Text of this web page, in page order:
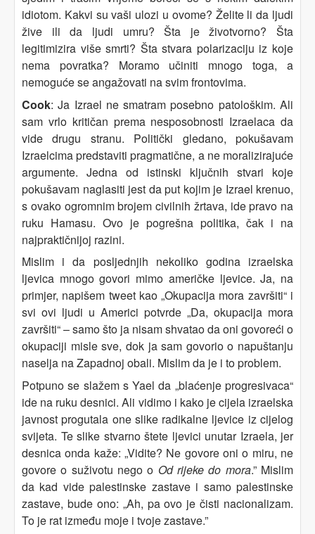
idiotom. Kakvi su vaši ulozi u ovome? Želite li da ljudi
žive ili da ljudi umru? Šta je životvorno? Šta
legitimizira više smrti? Šta stvara polarizaciju iz koje
nema povratka? Moramo učiniti mnogo toga, a
nemoguće se angažovati na svim frontovima.
Cook: Ja Izrael ne smatram posebno patološkim. Ali
sam vrlo kritičan prema nesposobnosti Izraelaca da
vide drugu stranu. Politički gledano, pokušavam
Izraelcima predstaviti pragmatične, a ne moralizirajuće
argumente. Jedna od istinski ključnih stvari koje
pokušavam naglasiti jest da put kojim je Izrael krenuo,
s ovako ogromnim brojem civilnih žrtava, ide pravo na
ruku Hamasu. Ovo je pogrešna politika, čak i na
najpraktičnijoj razini.
Mislim i da posljednjih nekoliko godina izraelska
ljevica mnogo govori mimo američke ljevice. Ja, na
primjer, napišem tweet kao „Okupacija mora završiti“ i
svi ovi ljudi u Americi potvrde „Da, okupacija mora
završiti“ – samo što ja nisam shvatao da oni govoreći o
okupaciji misle sve, dok ja sam govorio o napuštanju
naselja na Zapadnoj obali. Mislim da je i to problem.
Potpuno se slažem s Yael da „blaćenje progresivaca“
ide na ruku desnici. Ali vidimo i kako je cijela izraelska
javnost progutala one slike radikalne ljevice iz cijelog
svijeta. Te slike stvarno štete ljevici unutar Izraela, jer
desnica onda kaže: „Vidite? Ne govore oni o miru, ne
govore o suživotu nego o Od rijeke do mora.” Mislim
da kad vide palestinske zastave i samo palestinske
zastave, bude ono: „Ah, pa ovo je čisti nacionalizam.
To je rat između moje i tvoje zastave.”